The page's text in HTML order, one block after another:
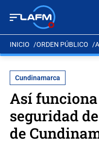
INICIO ORDEN PÚBLICO
Cundinamarca
Así
seguridad
de